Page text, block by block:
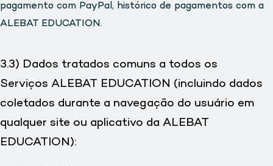
pagamento com PayPal, histórico de pagamentos com a
ALEBAT EDUCATION.
3.3) Dados tratados comuns a todos os
Serviços ALEBAT EDUCATION (incluindo dados
coletados durante a navegação do usuário em
qualquer site ou aplicativo da ALEBAT
EDUCATION):